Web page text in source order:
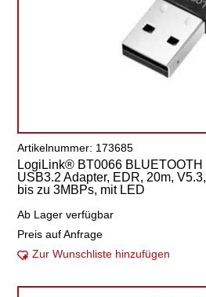
Artikelnummer: 173685
LogiLink® BT0066 BLUETOOTH
USB3.2 Adapter, EDR, 20m, V5.3,
bis zu 3MBPs, mit LED
Ab Lager verfügbar
Preis auf Anfrage
Zur Wunschliste hinzufügen